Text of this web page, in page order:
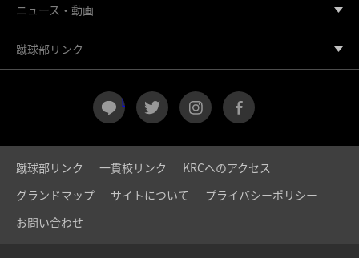
LINE twitter instagram
ニュース・動画
蹴球部リンク
蹴球部リンク 一貫校リンク
KRCへのアクセス
グランドマップ
サイトについて
プライバシーポリシー
お問い合わせ